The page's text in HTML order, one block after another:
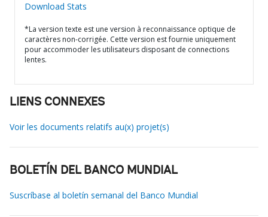
Download Stats
*La version texte est une version à reconnaissance optique de
caractères non-corrigée. Cette version est fournie uniquement
pour accommoder les utilisateurs disposant de connections
lentes.
LIENS CONNEXES
Voir les documents relatifs au(x) projet(s)
BOLETÍN DEL BANCO MUNDIAL
Suscríbase al boletín semanal del Banco Mundial